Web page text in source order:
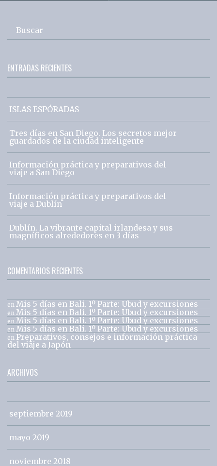
Buscar
ENTRADAS RECIENTES
ISLAS ESPÓRADAS
Tres días en San Diego. Los secretos mejor
guardados de la ciudad inteligente
Información práctica y preparativos del
viaje a San Diego
Información práctica y preparativos del
viaje a Dublín
Dublín. La vibrante capital irlandesa y sus
magníficos alrededores en 3 días
COMENTARIOS RECIENTES
en Mis 5 días en Bali. 1º Parte: Ubud y excursiones
en Mis 5 días en Bali. 1º Parte: Ubud y excursiones
en Mis 5 días en Bali. 1º Parte: Ubud y excursiones
en Mis 5 días en Bali. 1º Parte: Ubud y excursiones
en Preparativos, consejos e información práctica
del viaje a Japón
ARCHIVOS
septiembre 2019
mayo 2019
noviembre 2018